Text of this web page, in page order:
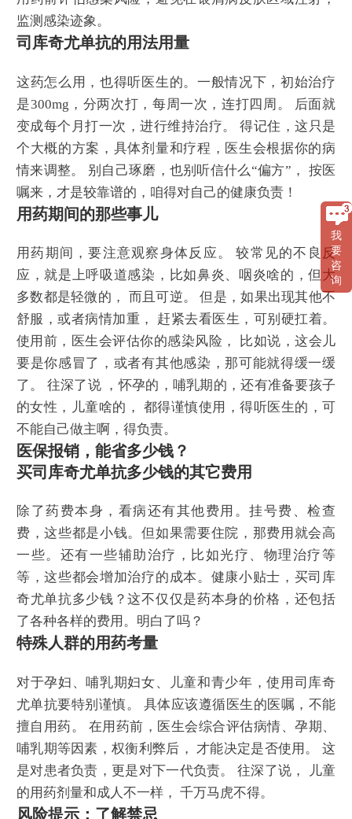
监测感染迹象。
司库奇尤单抗的用法用量
这药怎么用，也得听医生的。一般情况下，初始治疗
是300mg，分两次打，每周一次，连打四周。 后面就
变成每个月打一次，进行维持治疗。 得记住，这只是
个大概的方案，具体剂量和疗程，医生会根据你的病
情来调整。 别自己琢磨，也别听信什么“偏方”， 按医
嘱来，才是较靠谱的，咱得对自己的健康负责！
用药期间的那些事儿
用药期间，要注意观察身体反应。 较常见的不良反
应，就是上呼吸道感染，比如鼻炎、咽炎啥的，但大
多数都是轻微的， 而且可逆。 但是，如果出现其他不
舒服，或者病情加重， 赶紧去看医生，可别硬扛着。
使用前，医生会评估你的感染风险， 比如说，这会儿
要是你感冒了，或者有其他感染，那可能就得缓一缓
了。 往深了说 ，怀孕的，哺乳期的，还有准备要孩子
的女性，儿童啥的， 都得谨慎使用，得听医生的，可
不能自己做主啊，得负责。
医保报销，能省多少钱？
买司库奇尤单抗多少钱的其它费用
除了药费本身，看病还有其他费用。挂号费、检查
费，这些都是小钱。但如果需要住院，那费用就会高
一些。还有一些辅助治疗，比如光疗、物理治疗等
等，这些都会增加治疗的成本。健康小贴士，买司库
奇尤单抗多少钱？这不仅仅是药本身的价格，还包括
了各种各样的费用。明白了吗？
特殊人群的用药考量
对于孕妇、哺乳期妇女、儿童和青少年，使用司库奇
尤单抗要特别谨慎。 具体应该遵循医生的医嘱，不能
擅自用药。 在用药前，医生会综合评估病情、孕期、
哺乳期等因素，权衡利弊后， 才能决定是否使用。 这
是对患者负责，更是对下一代负责。 往深了说， 儿童
的用药剂量和成人不一样， 千万马虎不得。
风险提示：了解禁忌
我
要
咨
询